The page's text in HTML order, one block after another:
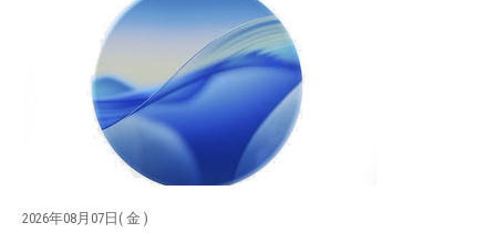
2026年08月07日( 金 )